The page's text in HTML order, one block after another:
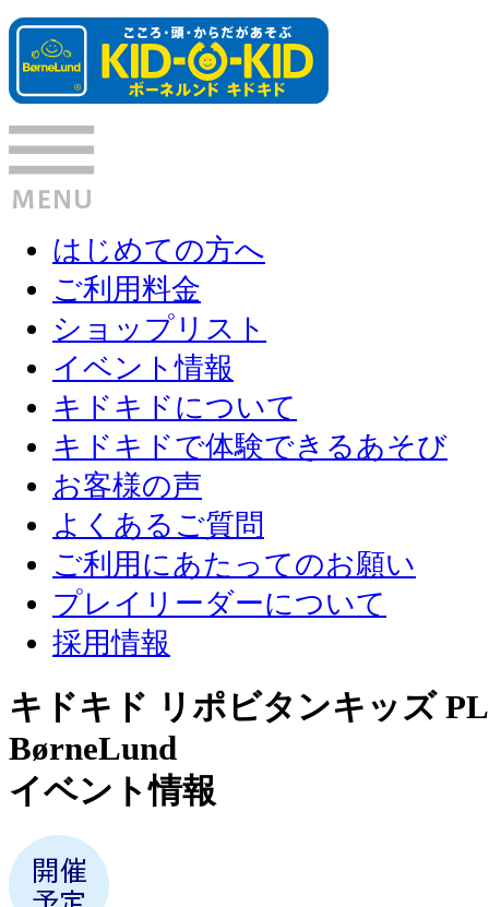
はじめての方へ
ご利用料金
ショップリスト
イベント情報
キドキドについて
キドキドで体験できるあそび
お客様の声
よくあるご質問
ご利用にあたってのお願い
プレイリーダーについて
採用情報
キドキド リポビタンキッズ
BørneLund
イベント情報